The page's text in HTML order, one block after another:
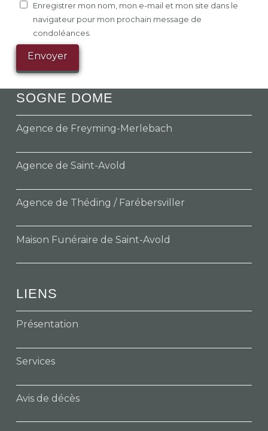
Enregistrer mon nom, mon e-mail et mon site dans le
navigateur pour mon prochain message de
condoléances.
SOGNE DOME
Agence de Freyming-Merlebach
Agence de Saint-Avold
Agence de Théding / Farébersviller
Maison Funéraire de Saint-Avold
LIENS
Présentation
Services
Avis de décès